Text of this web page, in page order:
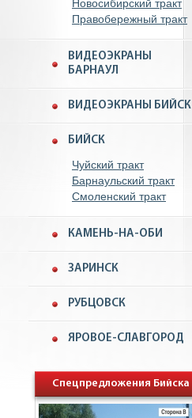
Новосибирский тракт
Правобережный тракт
ВИДЕОЭКРАНЫ
БАРНАУЛ
ВИДЕОЭКРАНЫ БИЙСК
БИЙСК
Чуйский тракт
Барнаульский тракт
Смоленский тракт
КАМЕНЬ-НА-ОБИ
ЗАРИНСК
РУБЦОВСК
ЯРОВОЕ-СЛАВГОРОД
Спецпредложения Бийска